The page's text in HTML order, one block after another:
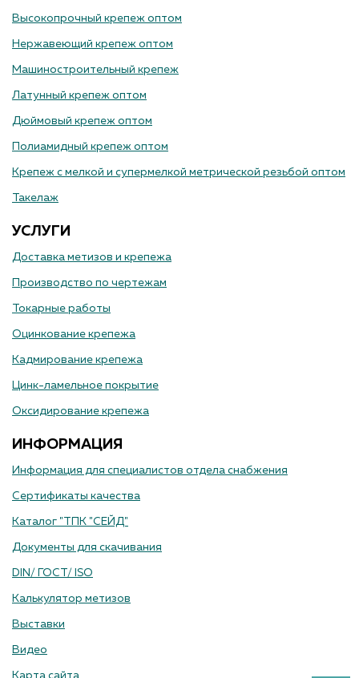
Высокопрочный крепеж оптом
Нержавеющий крепеж оптом
Машиностроительный крепеж
Латунный крепеж оптом
Дюймовый крепеж оптом
Полиамидный крепеж оптом
Крепеж с мелкой и супермелкой метрической резьбой оптом
Такелаж
УСЛУГИ
Доставка метизов и крепежа
Производство по чертежам
Токарные работы
Оцинкование крепежа
Кадмирование крепежа
Цинк-ламельное покрытие
Оксидирование крепежа
ИНФОРМАЦИЯ
Информация для специалистов отдела снабжения
Сертификаты качества
Каталог "ТПК "СЕЙД"
Документы для скачивания
DIN/ ГОСТ/ ISO
Калькулятор метизов
Выставки
Видео